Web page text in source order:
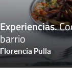
Experiencias.
barrio
Florencia Pulla